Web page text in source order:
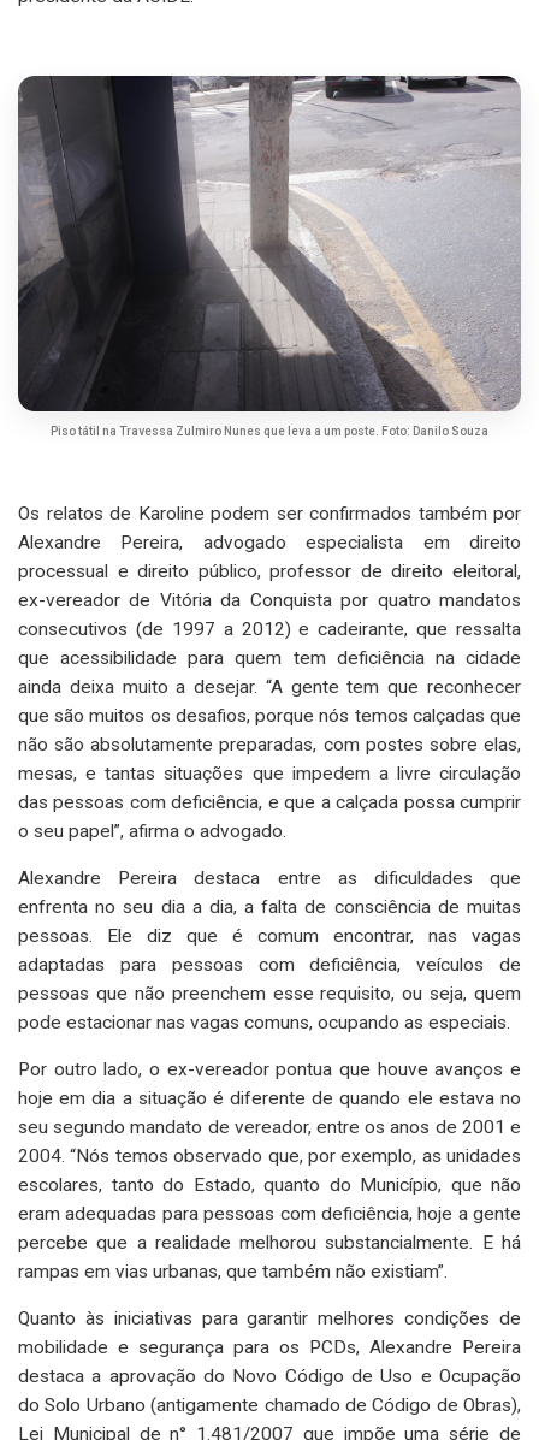
Piso tátil na Travessa Zulmiro Nunes que leva a um poste. Foto: Danilo Souza
Os relatos de Karoline podem ser confirmados também por
Alexandre Pereira, advogado especialista em direito
processual e direito público, professor de direito eleitoral,
ex-vereador de Vitória da Conquista por quatro mandatos
consecutivos (de 1997 a 2012) e cadeirante, que ressalta
que acessibilidade para quem tem deficiência na cidade
ainda deixa muito a desejar. “A gente tem que reconhecer
que são muitos os desafios, porque nós temos calçadas que
não são absolutamente preparadas, com postes sobre elas,
mesas, e tantas situações que impedem a livre circulação
das pessoas com deficiência, e que a calçada possa cumprir
o seu papel”, afirma o advogado.
Alexandre Pereira destaca entre as dificuldades que
enfrenta no seu dia a dia, a falta de consciência de muitas
pessoas. Ele diz que é comum encontrar, nas vagas
adaptadas para pessoas com deficiência, veículos de
pessoas que não preenchem esse requisito, ou seja, quem
pode estacionar nas vagas comuns, ocupando as especiais.
Por outro lado, o ex-vereador pontua que houve avanços e
hoje em dia a situação é diferente de quando ele estava no
seu segundo mandato de vereador, entre os anos de 2001 e
2004. “Nós temos observado que, por exemplo, as unidades
escolares, tanto do Estado, quanto do Município, que não
eram adequadas para pessoas com deficiência, hoje a gente
percebe que a realidade melhorou substancialmente. E há
rampas em vias urbanas, que também não existiam”.
Quanto às iniciativas para garantir melhores condições de
mobilidade e segurança para os PCDs, Alexandre Pereira
destaca a aprovação do Novo Código de Uso e Ocupação
do Solo Urbano (antigamente chamado de Código de Obras),
Lei Municipal de n° 1.481/2007 que impõe uma série de